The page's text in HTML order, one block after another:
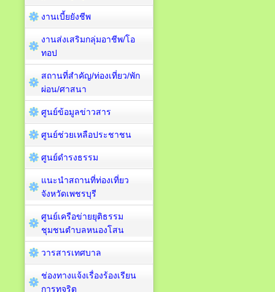
งานเบี้ยยังชีพ
งานส่งเสริมกลุ่มอาชีพ/โอ
ทอป
สถานที่สำคัญ/ท่องเที่ยว/พัก
ผ่อน/ศาสนา
ศูนย์ข้อมูลข่าวสาร
ศูนย์ช่วยเหลือประชาชน
ศูนย์ดำรงธรรม
แนะนำสถานที่ท่องเที่ยว
จังหวัดเพชรบุรี
ศูนย์เครือข่ายยุติธรรม
ชุมชนตำบลหนองโสน
วารสารเทศบาล
ช่องทางแจ้งเรื่องร้องเรียน
การทุจริต